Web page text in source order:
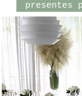
presentes